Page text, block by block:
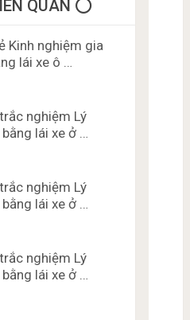
QUAN ⭕️
Kinh nghiệm gia
lái xe ô …
nghiệm Lý
lái xe ở …
nghiệm Lý
lái xe ở …
nghiệm Lý
lái xe ở …